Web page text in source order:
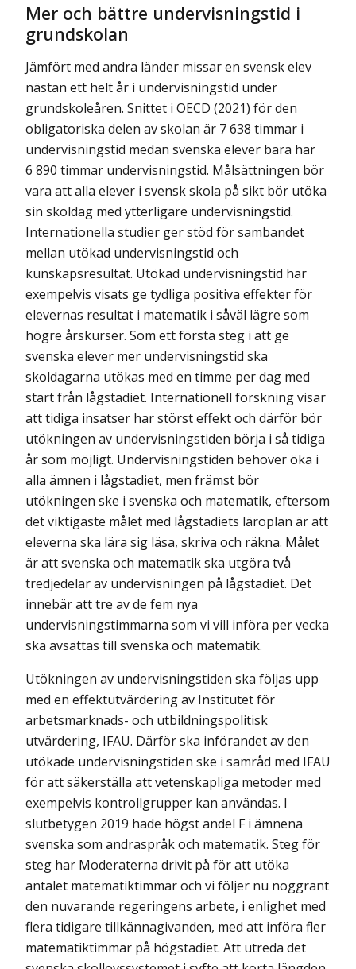
Mer och bättre undervisningstid i
grundskolan
Jämfört med andra länder missar en svensk elev
nästan ett helt år i undervisningstid under
grundskoleåren. Snittet i OECD (2021) för den
obligatoriska delen av skolan är 7 638 timmar i
undervisningstid medan svenska elever bara har
6 890 timmar under­visningstid. Målsättningen bör
vara att alla elever i svensk skola på sikt bör utöka
sin skoldag med ytterligare undervisningstid.
Internationella studier ger stöd för sambandet
mellan utökad undervisningstid och
kunskapsresultat. Utökad undervisningstid har
exempelvis visats ge tydliga positiva effekter för
elevernas resultat i matematik i såväl lägre som
högre årskurser. Som ett första steg i att ge
svenska elever mer undervisnings­tid ska
skoldagarna utökas med en timme per dag med
start från lågstadiet. Interna­tionell forskning visar
att tidiga insatser har störst effekt och därför bör
utökningen av undervisningstiden börja i så tidiga
år som möjligt. Undervisningstiden behöver öka i
alla ämnen i lågstadiet, men främst bör
utökningen ske i svenska och matematik, eftersom
det viktigaste målet med lågstadiets läroplan är att
eleverna ska lära sig läsa, skriva och räkna. Målet
är att svenska och matematik ska utgöra två
tredjedelar av undervisningen på lågstadiet. Det
innebär att tre av de fem nya
undervisningstimmarna som vi vill införa per vecka
ska avsättas till svenska och matematik.
Utökningen av undervisningstiden ska följas upp
med en effektutvärdering av Institutet för
arbetsmarknads- och utbildningspolitisk
utvärdering, IFAU. Därför ska införandet av den
utökade undervisningstiden ske i samråd med IFAU
för att säkerställa att vetenskapliga metoder med
exempelvis kontrollgrupper kan användas. I
slutbetygen 2019 hade högst andel F i ämnena
svenska som andraspråk och matematik. Steg för
steg har Moderaterna drivit på för att utöka
antalet matematiktimmar och vi följer nu noggrant
den nuvarande regeringens arbete, i enlighet med
flera tidigare tillkänna­givanden, med att införa fler
matematiktimmar på högstadiet. Att utreda det